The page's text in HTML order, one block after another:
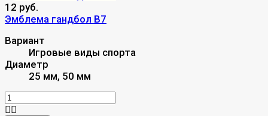
12 руб.
Эмблема гандбол B7
Вариант
Игровые виды спорта
Диаметр
25 мм, 50 мм